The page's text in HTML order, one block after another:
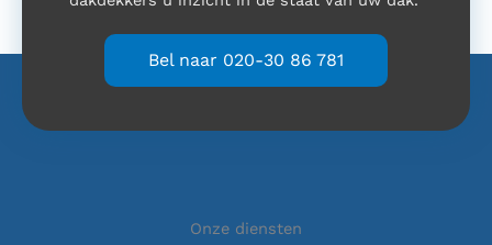
Bel naar 020-30 86 781
Onze diensten